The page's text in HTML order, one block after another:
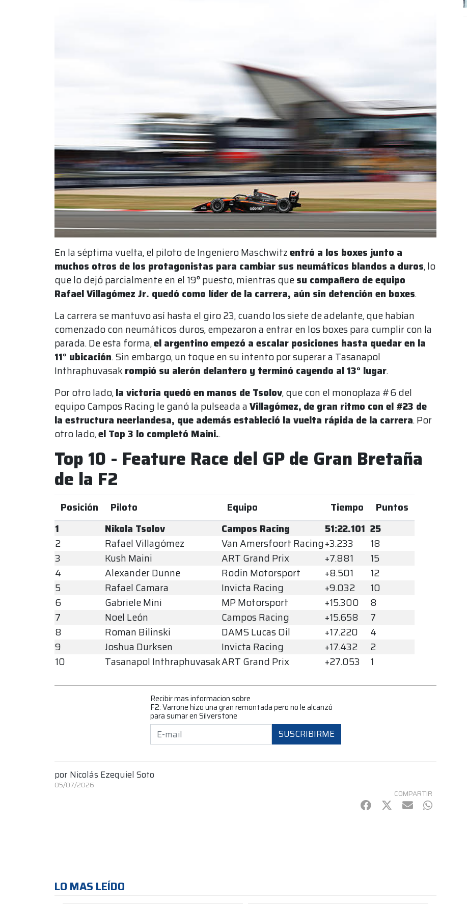
En la séptima vuelta, el piloto de Ingeniero Maschwitzentró a los boxes junto a
muchos otros de los protagonistas para cambiar sus neumáticos blandos a duros, lo
que lo dejó parcialmente en el 19° puesto, mientras quesu compañero de equipo
Rafael Villagómez Jr. quedó como líder de la carrera, aún sin detención en boxes.
La carrera se mantuvo así hasta el giro 23, cuando los siete de adelante, que habían
comenzado con neumáticos duros, empezaron a entrar en los boxes para cumplir con la
parada. De esta forma,el argentino empezó a escalar posiciones hasta quedar en la
11° ubicación. Sin embargo, un toque en su intento por superar a Tasanapol
Inthraphuvasak rompió su alerón delantero y terminó cayendo al 13° lugar.
Por otro lado,la victoria quedó en manos de Tsolov, que con el monoplaza #6 del
equipo Campos Racing le ganó la pulseada aVillagómez, de gran ritmo con el #23 de
la estructura neerlandesa, que además estableció la vuelta rápida de la carrera. Por
otro lado,el Top 3 lo completó Maini..
Top 10 - Feature Race del GP de Gran Bretaña
de la F2
Posición Piloto Equipo Tiempo
Puntos
1
Nikola Tsolov Campos Racing 51:22.101 25
2
Rafael Villagómez Van Amersfoort Racing+3.233
18
3
Kush Maini ART Grand Prix +7.881
15
4
Alexander Dunne Rodin Motorsport +8.501
12
5
Rafael Camara Invicta Racing +9.032
10
6
Gabriele Mini MP Motorsport +15.300
8
7
Noel León Campos Racing +15.658
7
8
Roman Bilinski DAMS Lucas Oil +17.220
4
9
Joshua Durksen Invicta Racing +17.432
2
10
Tasanapol InthraphuvasakART Grand Prix +27.053 1
Recibir mas informacion sobre
F2: Varrone hizo una gran remontada pero no le alcanzó
para sumar en Silverstone
SUSCRIBIRME
por Nicolás Ezequiel Soto
05/07/2026
COMPARTIR
Facebook
Twitter
mail WhatsApp
LO MAS LEÍDO